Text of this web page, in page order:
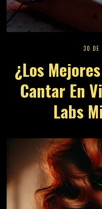
30 DE
¿los
Cantar En
Labs